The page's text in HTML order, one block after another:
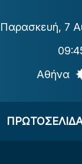
Παρασκευή, 7
Αθήνα